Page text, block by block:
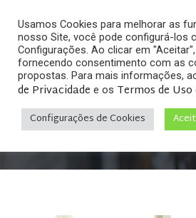
Home »Slider» Especialistas em
Internet
Usamos Cookies para melhorar as
nosso Site, você pode configurá-los
Configurações. Ao clicar em
fornecendo consentimento com as
propostas. Para mais informações,
de Privacidade e os Termos de Uso
Configurações de Cookies